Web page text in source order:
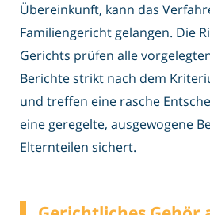
Übereinkunft, kann das
Familiengericht gelangen. Die
Gerichts prüfen alle
Berichte strikt nach dem
und treffen eine rasche
eine geregelte, ausgewogene
Elternteilen sichert.